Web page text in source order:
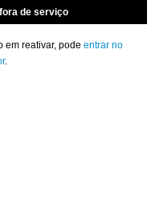
de serviço
em reativar, pode entrar no
.